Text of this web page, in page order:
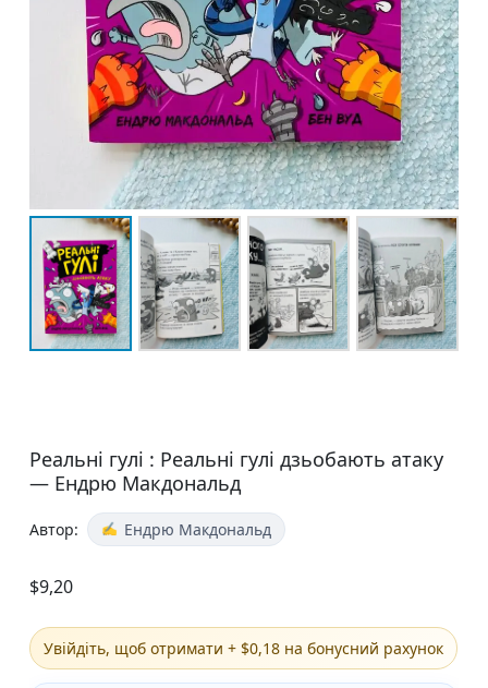
Реальні гулі : Реальні гулі дзьобають атаку
— Ендрю Макдональд
Автор: Ендрю Макдональд
$9,20
Увійдіть, щоб отримати + $0,18 на бонусний рахунок